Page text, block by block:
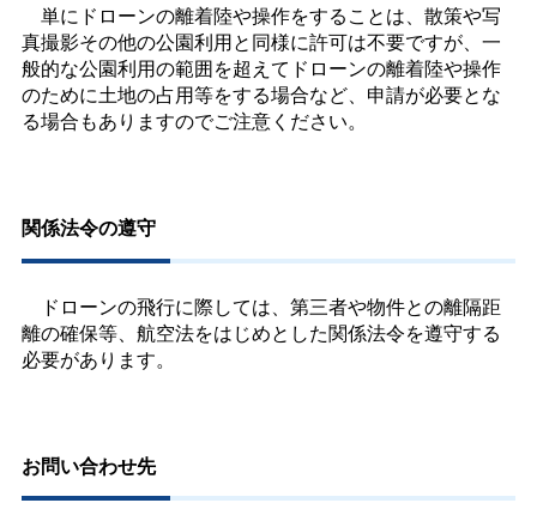
単にドローンの離着陸や操作をすることは、散策や写
真撮影その他の公園利用と同様に許可は不要ですが、一
般的な公園利用の範囲を超えてドローンの離着陸や操作
のために土地の占用等をする場合など、申請が必要とな
る場合もありますのでご注意ください。
関係法令の遵守
ドローンの飛行に際しては、第三者や物件との離隔距
離の確保等、航空法をはじめとした関係法令を遵守する
必要があります。
お問い合わせ先